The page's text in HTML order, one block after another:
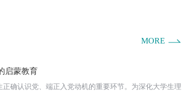
MORE
启蒙教育
确认识党、端正入党动机的重要环节。为深化大学生理